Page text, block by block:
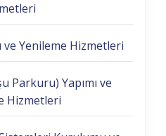
ve Yenileme Hizmetleri
Parkuru) Yapımı ve
Hizmetleri